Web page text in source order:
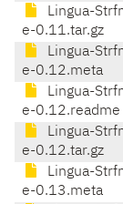
Lingua-
e-0.11.tar.gz
Lingua-
e-0.12.meta
Lingua-
e-0.12.readme
Lingua-
e-0.12.tar.gz
Lingua-
e-0.13.meta